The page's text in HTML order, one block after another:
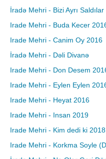
İradə Mehri - Bizi Ayrı Saldılar
Irade Mehri - Buda Kecer
Irade Mehri - Canim Oy 2016
İradə Mehri - Dəli Divanə
Irade Mehri - Don Desem
Irade Mehri - Eylen Eylen
Irade Mehri - Heyat 2016
Irade Mehri - Insan 2019
Irade Mehri - Kim dedi ki
Irade Mehri - Korkma Soyle